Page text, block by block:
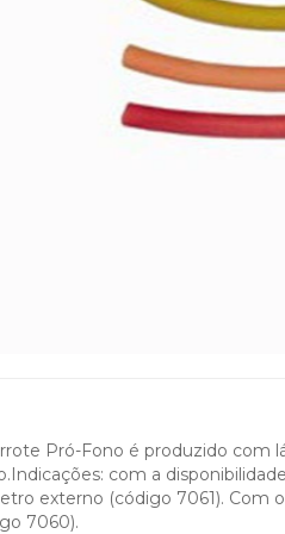
Pró-Fono é produzido com
com a
externo (código 7061). Com
7060).